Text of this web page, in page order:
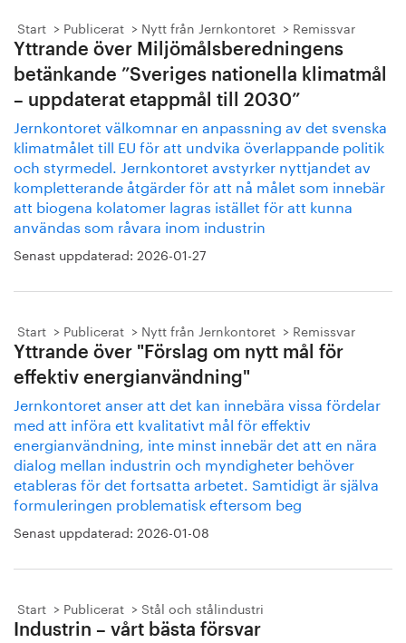
Start Publicerat Nytt från Jernkontoret Remissvar
Yttrande över Miljömålsberedningens
betänkande ”Sveriges nationella klimatmål
– uppdaterat etappmål till 2030”
Jernkontoret välkomnar en anpassning av det svenska
klimatmålet till EU för att undvika överlappande politik
och styrmedel. Jernkontoret avstyrker nyttjandet av
kompletterande åtgärder för att nå målet som innebär
att biogena kolatomer lagras istället för att kunna
användas som råvara inom industrin
Senast uppdaterad: 2026-01-27
Start Publicerat Nytt från Jernkontoret Remissvar
Yttrande över "Förslag om nytt mål för
effektiv energianvändning"
Jernkontoret anser att det kan innebära vissa fördelar
med att införa ett kvalitativt mål för effektiv
energianvändning, inte minst innebär det att en nära
dialog mellan industrin och myndigheter behöver
etableras för det fortsatta arbetet. Samtidigt är själva
formuleringen problematisk eftersom beg
Senast uppdaterad: 2026-01-08
Start Publicerat Stål och stålindustri
Industrin – vårt bästa försvar